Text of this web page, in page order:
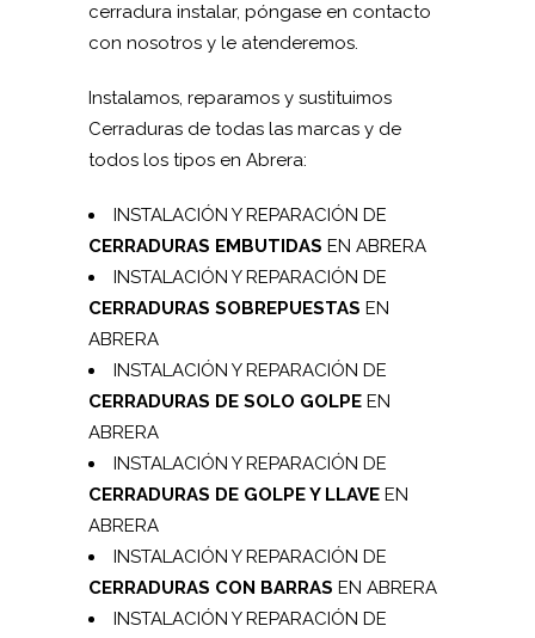
cerradura instalar, póngase en contacto
con nosotros y le atenderemos.
Instalamos, reparamos y sustituimos
Cerraduras de todas las marcas y de
todos los tipos en Abrera:
INSTALACIÓN Y REPARACIÓN DE
CERRADURAS EMBUTIDAS EN ABRERA
INSTALACIÓN Y REPARACIÓN DE
CERRADURAS SOBREPUESTAS EN
ABRERA
INSTALACIÓN Y REPARACIÓN DE
CERRADURAS DE SOLO GOLPE EN
ABRERA
INSTALACIÓN Y REPARACIÓN DE
CERRADURAS DE GOLPE Y LLAVE EN
ABRERA
INSTALACIÓN Y REPARACIÓN DE
CERRADURAS CON BARRAS EN ABRERA
INSTALACIÓN Y REPARACIÓN DE